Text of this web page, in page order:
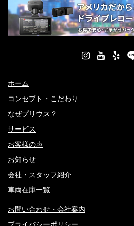
ホーム
コンセプト・こだわり
なぜプリウス？
サービス
お客様の声
お知らせ
会社・スタッフ紹介
車両在庫一覧
お問い合わせ・会社案内